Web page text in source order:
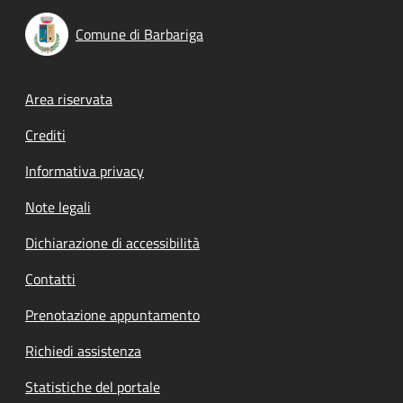
Comune di Barbariga
Footer menu
Area riservata
Crediti
Informativa privacy
Note legali
Dichiarazione di accessibilità
Contatti
Prenotazione appuntamento
Richiedi assistenza
Statistiche del portale